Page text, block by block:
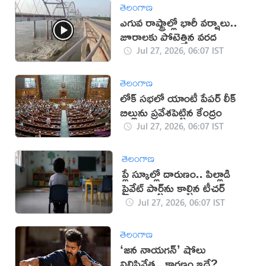
తెలంగాణ
ఎగువ రాష్ట్రాల్లో భారీ వర్షాలు..
జూరాలకు పోటెత్తిన వరద
Jul 27, 2026, 06:07 IST
తెలంగాణ
లోక్ సభలో యాంటీ పేపర్ లీక్
బిల్లును ప్రవేశపెట్టిన కేంద్రం
Jul 27, 2026, 06:07 IST
తెలంగాణ
ప్లే స్కూల్లో దారుణం.. పిల్లాడి
ప్రైవేట్ పార్ట్‌ను కాల్చిన టీచర్
Jul 27, 2026, 06:07 IST
తెలంగాణ
‘జన నాయగన్‌’ షోలు